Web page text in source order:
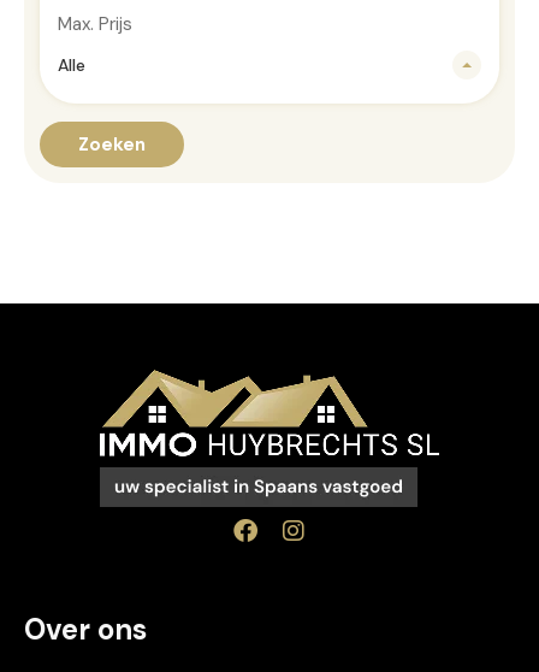
Max. Prijs
Alle
Zoeken
Over ons